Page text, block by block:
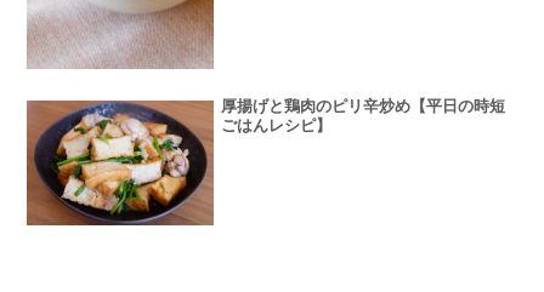
厚揚げと鶏肉のピリ辛炒め【平日の時短
ごはんレシピ】